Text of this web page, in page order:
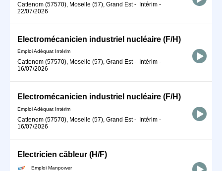
Cattenom (57570), Moselle (57), Grand Est- Intérim -
22/07/2026
Electromécanicien industriel nucléaire (F/H)
Emploi Adéquat Intérim
Cattenom (57570), Moselle (57), Grand Est- Intérim -
16/07/2026
Electromécanicien industriel nucléaire (F/H)
Emploi Adéquat Intérim
Cattenom (57570), Moselle (57), Grand Est- Intérim -
16/07/2026
Electricien câbleur (H/F)
Emploi Manpower